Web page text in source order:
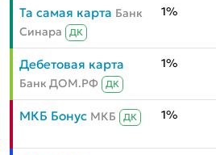
Та самая карта Банк
Синара
ДК
1%
Дебетовая карта
Банк ДОМ.РФ ДК
1%
МКБ Бонус МКБ ДК 1%